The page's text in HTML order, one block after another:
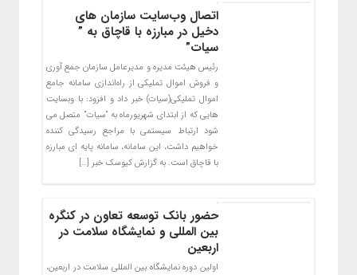
اتصال وب‌سایت سازمان های
دخیل در مبارزه با قاچاق به ”
سیات”
رئیس هیئت مدیره و مدیرعامل سازمان جمع آوری
و فروش اموال تملیکی از راه‌اندازی سامانه جامع
اموال تملیکی(سیات) خبر داد و افزود: با وبسایت
هایی که از ابتدای شهریورماه به “سیات” متصل می
شود ارتباط سیستمی با مراجع رسیدگی کننده
خواهیم داشت، این سامانه، سامانه پایه ای مبارزه
با قاچاق است. به گزارش کیوسک خبر […]
حضور بانک توسعه تعاون در کنگره
بین المللی و نمایشگاه سلامت در
اربعین
اولین دوره نمایشگاه بین المللی سلامت در اربعین،